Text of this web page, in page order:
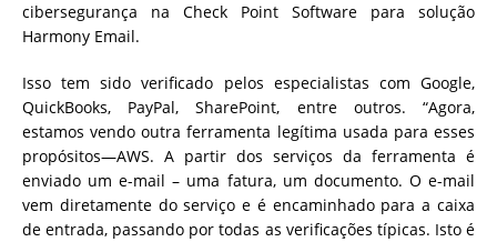
cibersegurança na Check Point Software para solução
Harmony Email.
Isso tem sido verificado pelos especialistas com Google,
QuickBooks, PayPal, SharePoint, entre outros. “Agora,
estamos vendo outra ferramenta legítima usada para esses
propósitos—AWS. A partir dos serviços da ferramenta é
enviado um e-mail – uma fatura, um documento. O e-mail
vem diretamente do serviço e é encaminhado para a caixa
de entrada, passando por todas as verificações típicas. Isto é